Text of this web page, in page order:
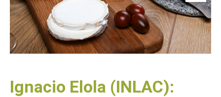
Ignacio Elola (INLAC):